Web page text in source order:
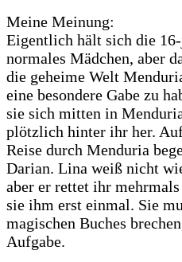
Meine Meinung:
Eigentlich hält sich die
normales Mädchen, aber
die geheime Welt
eine besondere Gabe zu
sie sich mitten in
plötzlich hinter ihr her.
Reise durch Menduria
Darian. Lina weiß nicht
aber er rettet ihr
sie ihm erst einmal. Sie
magischen Buches
Aufgabe.